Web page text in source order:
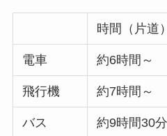
時間（片道）
電車 約6時間～
飛行機 約7時間～
バス 約9時間30